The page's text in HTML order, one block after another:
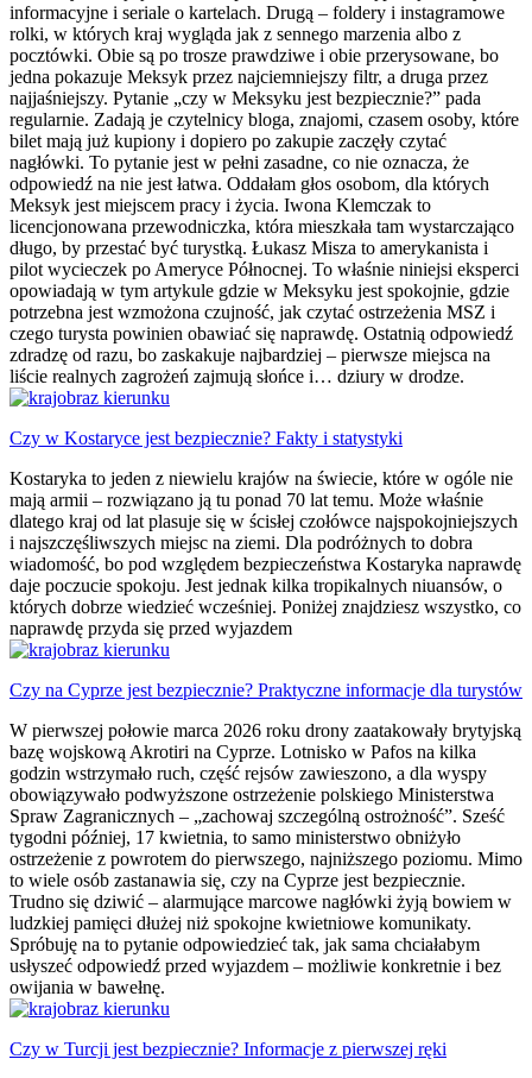
informacyjne i seriale o kartelach. Drugą – foldery i instagramowe
rolki, w których kraj wygląda jak z sennego marzenia albo z
pocztówki. Obie są po trosze prawdziwe i obie przerysowane, bo
jedna pokazuje Meksyk przez najciemniejszy filtr, a druga przez
najjaśniejszy. Pytanie „czy w Meksyku jest bezpiecznie?” pada
regularnie. Zadają je czytelnicy bloga, znajomi, czasem osoby, które
bilet mają już kupiony i dopiero po zakupie zaczęły czytać
nagłówki. To pytanie jest w pełni zasadne, co nie oznacza, że
odpowiedź na nie jest łatwa. Oddałam głos osobom, dla których
Meksyk jest miejscem pracy i życia. Iwona Klemczak to
licencjonowana przewodniczka, która mieszkała tam wystarczająco
długo, by przestać być turystką. Łukasz Misza to amerykanista i
pilot wycieczek po Ameryce Północnej. To właśnie niniejsi eksperci
opowiadają w tym artykule gdzie w Meksyku jest spokojnie, gdzie
potrzebna jest wzmożona czujność, jak czytać ostrzeżenia MSZ i
czego turysta powinien obawiać się naprawdę. Ostatnią odpowiedź
zdradzę od razu, bo zaskakuje najbardziej – pierwsze miejsca na
liście realnych zagrożeń zajmują słońce i… dziury w drodze.
Czy w Kostaryce jest bezpiecznie? Fakty i statystyki
Kostaryka to jeden z niewielu krajów na świecie, które w ogóle nie
mają armii – rozwiązano ją tu ponad 70 lat temu. Może właśnie
dlatego kraj od lat plasuje się w ścisłej czołówce najspokojniejszych
i najszczęśliwszych miejsc na ziemi. Dla podróżnych to dobra
wiadomość, bo pod względem bezpieczeństwa Kostaryka naprawdę
daje poczucie spokoju. Jest jednak kilka tropikalnych niuansów, o
których dobrze wiedzieć wcześniej. Poniżej znajdziesz wszystko, co
naprawdę przyda się przed wyjazdem
Czy na Cyprze jest bezpiecznie? Praktyczne informacje dla turystów
W pierwszej połowie marca 2026 roku drony zaatakowały brytyjską
bazę wojskową Akrotiri na Cyprze. Lotnisko w Pafos na kilka
godzin wstrzymało ruch, część rejsów zawieszono, a dla wyspy
obowiązywało podwyższone ostrzeżenie polskiego Ministerstwa
Spraw Zagranicznych – „zachowaj szczególną ostrożność”. Sześć
tygodni później, 17 kwietnia, to samo ministerstwo obniżyło
ostrzeżenie z powrotem do pierwszego, najniższego poziomu. Mimo
to wiele osób zastanawia się, czy na Cyprze jest bezpiecznie.
Trudno się dziwić – alarmujące marcowe nagłówki żyją bowiem w
ludzkiej pamięci dłużej niż spokojne kwietniowe komunikaty.
Spróbuję na to pytanie odpowiedzieć tak, jak sama chciałabym
usłyszeć odpowiedź przed wyjazdem – możliwie konkretnie i bez
owijania w bawełnę.
Czy w Turcji jest bezpiecznie? Informacje z pierwszej ręki